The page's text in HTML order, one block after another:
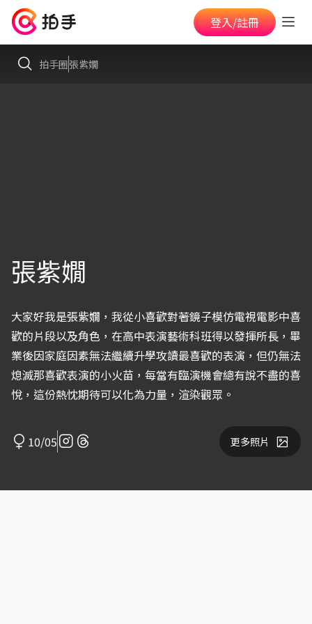
登入/註冊
拍手圈張紫嫺
張紫嫺
大家好我是張紫嫺，我從小喜歡對著鏡子模仿電視電影中喜
歡的片段以及角色，在高中表演藝術科班得以發揮所長，畢
業後因家庭因素無法繼續升學攻讀最喜歡的表演，但仍無法
熄滅那喜歡表演的小火苗，每當有臨演機會總有說不盡的喜
悅，這份熱忱期待可以化為力量，渲染觀眾。
10/05 更多照片